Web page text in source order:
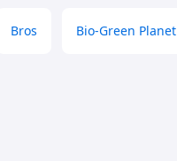
Bros Bio-Green Planet